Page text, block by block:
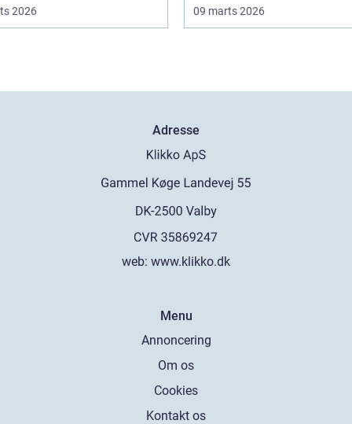
2026 09 marts 2026
Adresse
web: www.klikko.dk
Menu
Annoncering
Om os
Cookies
Kontakt os